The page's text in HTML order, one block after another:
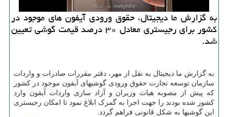
به گزارش ما دیجیتال، حقوق ورودی آیفون های موجود در
کشور برای رجیستری معادل ۳۰ درصد قیمت گوشی تعیین
شد.
به گزارش ما دیجیتال به نقل از مهر، دفتر مقررات صادرات و واردات
سازمان توسعه تجارت حقوق ورودی گوشیهای آیفون موجود در کشور
که پیش از مصوبه هیات وزیران و آزاد سازی واردات آیفون وارد
کشور شده بودند را جهت اجرا به گمرک ابلاغ نمود تا امکان رجیستری
این گوشیها به شکل قانونی فراهم گردد.